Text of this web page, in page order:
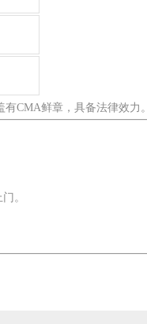
有CMA鲜章，具备法律效力。
。